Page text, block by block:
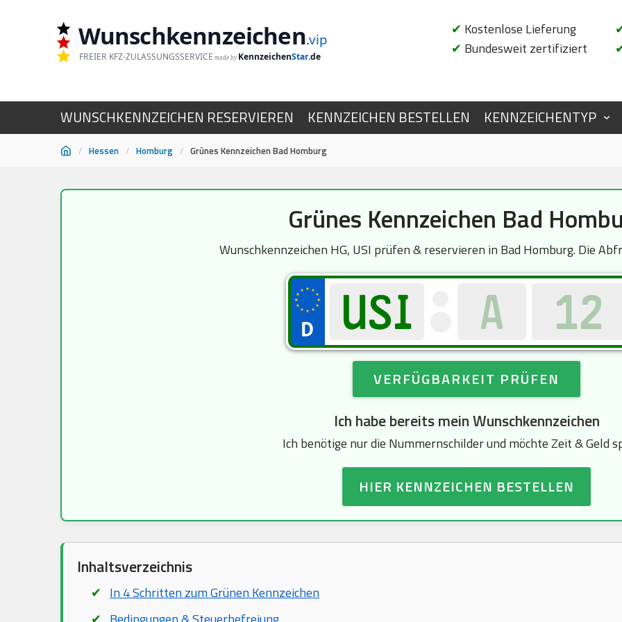
Wunschkennzeichen.vip
FREIER KFZ-ZULASSUNGSSERVICE made by KennzeichenStar.de
✔ Kostenlose Lieferung
✔ Bundesweit zertifiziert
WUNSCHKENNZEICHEN RESERVIEREN KENNZEICHEN BESTELLEN KENNZEICHENTYP
/ Hessen / Homburg / Grünes Kennzeichen Bad Homburg
Grünes Kennzeichen Bad
Wunschkennzeichen HG, USI prüfen & reservieren in Bad Homburg. Die
VERFÜGBARKEIT PRÜFEN
Ich habe bereits mein Wunschkennzeichen
Ich benötige nur die Nummernschilder und möchte Zeit & Geld
HIER KENNZEICHEN BESTELLEN
Inhaltsverzeichnis
In 4 Schritten zum Grünen Kennzeichen